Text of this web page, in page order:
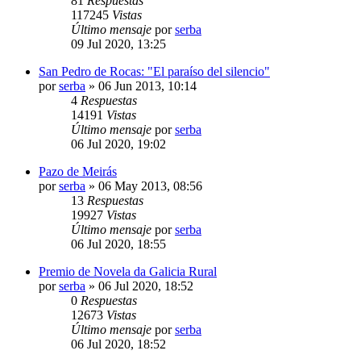
117245 Vistas
Último mensaje porserba
09 Jul 2020, 13:25
San Pedro de Rocas: "El paraíso del silencio"
porserba » 06 Jun 2013, 10:14
4 Respuestas
14191 Vistas
Último mensaje porserba
06 Jul 2020, 19:02
Pazo de Meirás
porserba » 06 May 2013, 08:56
13 Respuestas
19927 Vistas
Último mensaje porserba
06 Jul 2020, 18:55
Premio de Novela da Galicia Rural
porserba » 06 Jul 2020, 18:52
0 Respuestas
12673 Vistas
Último mensaje porserba
06 Jul 2020, 18:52